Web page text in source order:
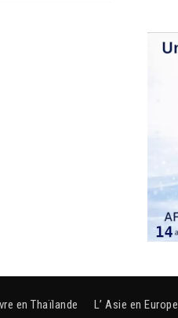
en Thaïlande L’ Asie en Europe